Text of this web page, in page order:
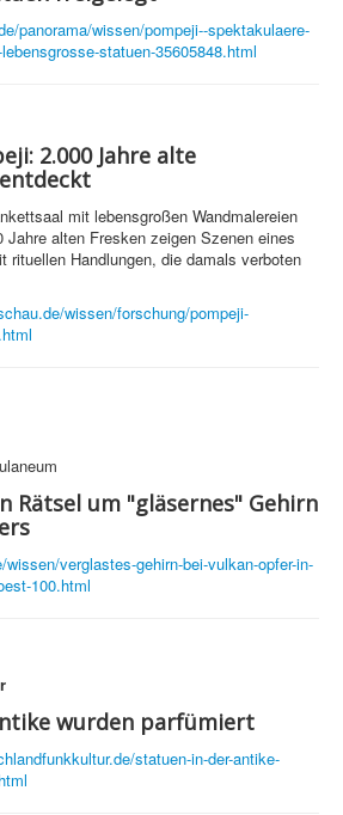
panorama/wissen/pompeji--spektakulaere-
statuen-35605848.html
2.000 Jahre alte
mit lebensgroßen Wandmalereien
alten Fresken zeigen Szenen eines
rituellen Handlungen, die damals verboten
wissen/forschung/pompeji-
Rätsel um "gläsernes" Gehirn
wissen/verglastes-gehirn-bei-vulkan-opfer-in-
100.html
wurden parfümiert
statuen-in-der-antike-